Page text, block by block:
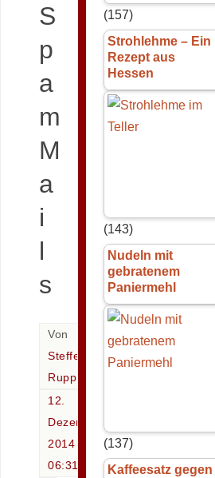
S
p
a
m
M
a
i
l
s
Von
Steffen
Rupp
12.
Dezember
2014 -
06:31
(157)
Strohlehme – Ein
Rezept aus
Hessen
(143)
Nudeln mit
gebratenem
Paniermehl
(137)
Kaffeesatz gegen